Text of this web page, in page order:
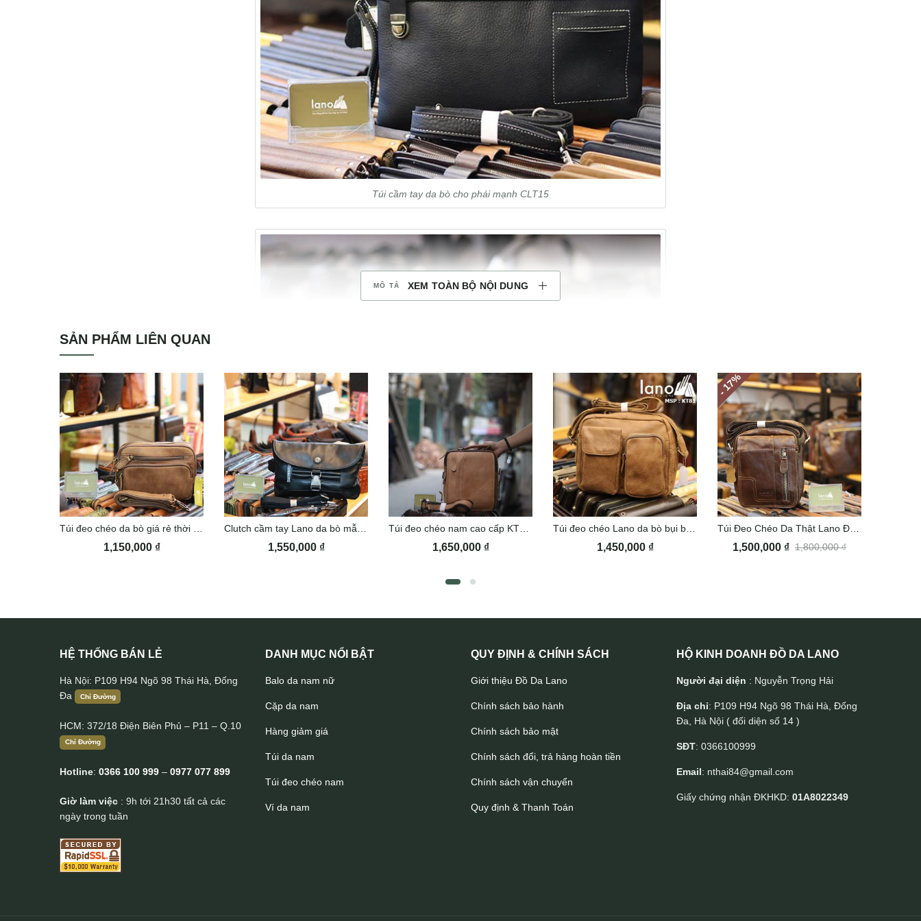
Túi cầm tay da bò cho phái mạnh CLT15
Túi cầm tay da bò cho phái mạnh CLT15
XEM TOÀN BỘ NỘI DUNG
SẢN PHẨM LIÊN QUAN
1,150,000 ₫ 1,550,000 ₫ 1,650,000 ₫ 1,450,000 ₫
- 17
%
1,800,000₫
1,500,000 ₫
HỆ THỐNG BÁN LẺ
Hà Nội: P109 H94 Ngõ 98 Thái Hà, Đống
Đa
Chỉ Đường
HCM: 372/18 Điện Biên Phủ – P11 – Q.10
Chỉ Đường
Hotline: 0366 100 999 – 0977 077 899
Giờ làm việc : 9h tới 21h30 tất cả các
ngày trong tuần
DANH MỤC NỔI BẬT
Balo da nam nữ
Cặp da nam
Hàng giảm giá
Túi da nam
Túi đeo chéo nam
Ví da nam
QUY ĐỊNH & CHÍNH SÁCH
Giới thiệu Đồ Da Lano
Chính sách bảo hành
Chính sách bảo mật
Chính sách đổi, trả hàng hoàn tiền
Chính sách vận chuyển
Quy định & Thanh Toán
HỘ KINH DOANH ĐỒ DA LANO
Người đại diện : Nguyễn Trọng Hải
Địa chỉ: P109 H94 Ngõ 98 Thái Hà, Đống
Đa, Hà Nội ( đối diện số 14 )
SĐT: 0366100999
Email: nthai84@gmail.com
Giấy chứng nhận ĐKHKD: 01A8022349